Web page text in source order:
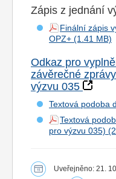
Zápis z jednání
Finální zápis
OPZ+
Odkaz pro
závěrečné
výzvu 035
Textová podoba
Textová
pro výzvu 035)
Uveřejněno: 21.